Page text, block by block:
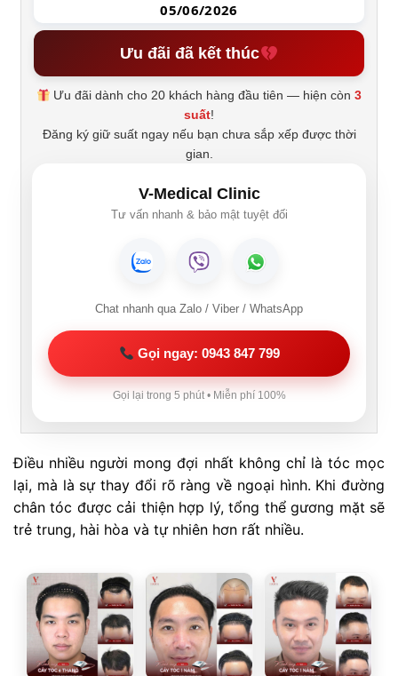
05/06/2026
Ưu đãi đã kết thúc
Ưu đãi dành cho 20 khách hàng đầu tiên — hiện còn3
suất!
Đăng ký giữ suất ngay nếu bạn chưa sắp xếp được thời
gian.
V-Medical Clinic
Tư vấn nhanh & bảo mật tuyệt đối
Chat nhanh qua Zalo / Viber / WhatsApp
Gọi ngay: 0943 847 799
Gọi lại trong 5 phút • Miễn phí 100%
Điều nhiều người mong đợi nhất không chỉ là tóc mọc
lại, mà là sự thay đổi rõ ràng về ngoại hình. Khi đường
chân tóc được cải thiện hợp lý, tổng thể gương mặt sẽ
trẻ trung, hài hòa và tự nhiên hơn rất nhiều.